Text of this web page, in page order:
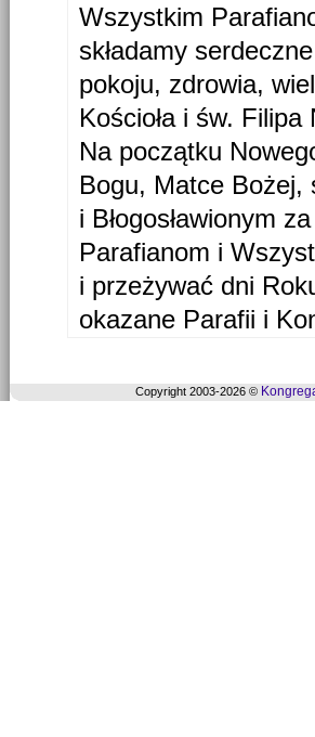
Wszystkim
składamy
pokoju, zdrowia,
Kościoła i św. Filipa
Na początku
Bogu, Matce Bożej,
i Błogosławionym
Parafianom i
i przeżywać dni
okazane Parafii i
Copyright 2003-2026 ©